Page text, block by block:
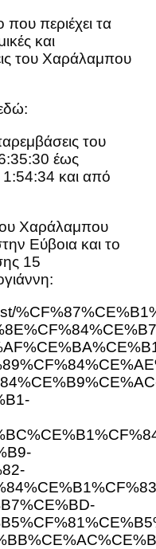
περιέχει τα
και
του Χαράλαμπου
του
έως
και από
Χαράλαμπου
Εύβοια και το
15